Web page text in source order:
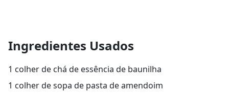
Ingredientes Usados
1 colher de chá de essência de baunilha
1 colher de sopa de pasta de amendoim